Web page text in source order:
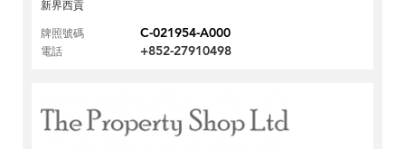
新界西貢
牌照號碼
C-021954-A000
電話 +852-27910498